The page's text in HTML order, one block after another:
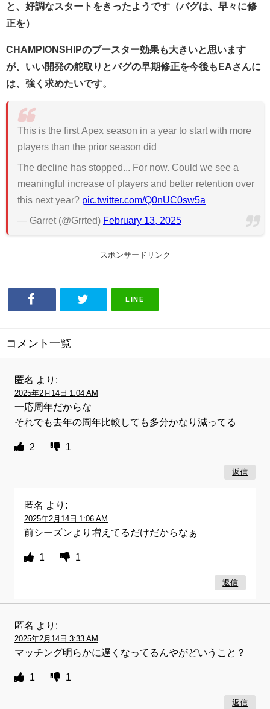
と、好調なスタートをきったようです（バグは、早々に修
正を）
CHAMPIONSHIPのブースター効果も大きいと思います
が、いい開発の舵取りとバグの早期修正を今後もEAさんに
は、強く求めたいです。
This is the first Apex season in a year to start with more
players than the prior season did
The decline has stopped... For now. Could we see a
meaningful increase of players and better retention over
this next year? pic.twitter.com/Q0nUC0sw5a
— Garret (@Grrted) February 13, 2025
スポンサードリンク
LINE
コメント一覧
匿名 より:
2025年2月14日 1:04 AM
一応周年だからな
それでも去年の周年比較しても多分かなり減ってる
2 1
返信
匿名 より:
2025年2月14日 1:06 AM
前シーズンより増えてるだけだからなぁ
1 1
返信
匿名 より:
2025年2月14日 3:33 AM
マッチング明らかに遅くなってるんやがどいうこと？
1 1
返信